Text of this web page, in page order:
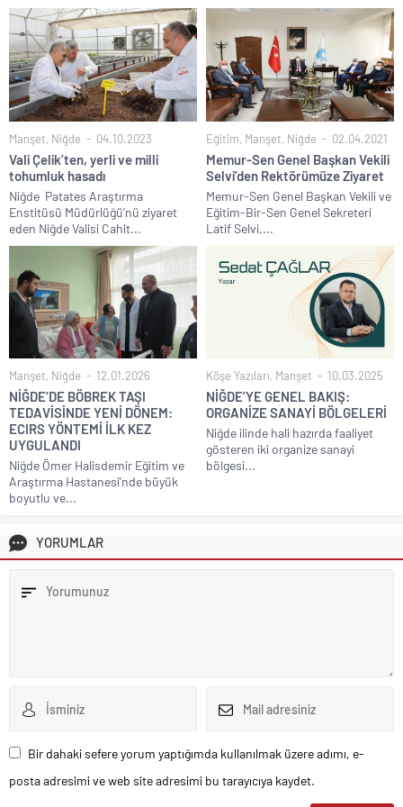
Manşet, Niğde 04.10.2023
Vali Çelik’ten, yerli ve milli
tohumluk hasadı
Niğde Patates Araştırma
Enstitüsü Müdürlüğü’nü ziyaret
eden Niğde Valisi Cahit...
Eğitim, Manşet, Niğde 02.04.2021
Memur-Sen Genel Başkan Vekili
Selvi’den Rektörümüze Ziyaret
Memur-Sen Genel Başkan Vekili ve
Eğitim-Bir-Sen Genel Sekreteri
Latif Selvi,...
Manşet, Niğde 12.01.2026
NİĞDE’DE BÖBREK TAŞI
TEDAVİSİNDE YENİ DÖNEM:
ECIRS YÖNTEMİ İLK KEZ
UYGULANDI
Niğde Ömer Halisdemir Eğitim ve
Araştırma Hastanesi’nde büyük
boyutlu ve...
Köşe Yazıları, Manşet 10.03.2025
NİĞDE’YE GENEL BAKIŞ:
ORGANİZE SANAYİ BÖLGELERİ
Niğde ilinde hali hazırda faaliyet
gösteren iki organize sanayi
bölgesi...
YORUMLAR
Bir dahaki sefere yorum yaptığımda kullanılmak üzere adımı, e-
posta adresimi ve web site adresimi bu tarayıcıya kaydet.